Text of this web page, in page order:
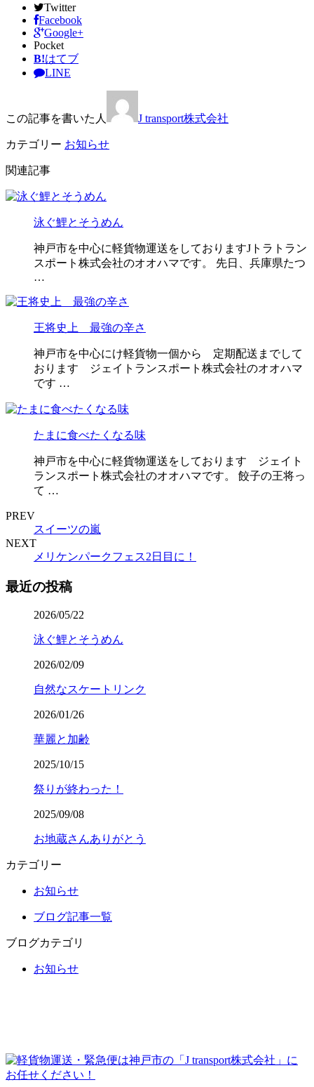
Twitter
Facebook
Google+
Pocket
B!はてブ
LINE
この記事を書いた人 J transport株式会社
カテゴリー お知らせ
関連記事
泳ぐ鯉とそうめん
神戸市を中心に軽貨物運送をしておりますJトラトラン
スポート株式会社のオオハマです。 先日、兵庫県たつ
…
王将史上 最強の辛さ
神戸市を中心にけ軽貨物一個から 定期配送までして
おります ジェイトランスポート株式会社のオオハマ
です …
たまに食べたくなる味
神戸市を中心に軽貨物運送をしております ジェイト
ランスポート株式会社のオオハマです。 餃子の王将っ
て …
PREV
スイーツの嵐
NEXT
メリケンパークフェス2日目に！
最近の投稿
2026/05/22
泳ぐ鯉とそうめん
2026/02/09
自然なスケートリンク
2026/01/26
華麗と加齢
2025/10/15
祭りが終わった！
2025/09/08
お地蔵さんありがとう
カテゴリー
お知らせ
ブログ記事一覧
ブログカテゴリ
お知らせ